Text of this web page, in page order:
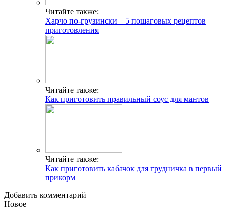
Читайте также:
Харчо по-грузински – 5 пошаговых рецептов
приготовления
Читайте также:
Как приготовить правильный соус для мантов
Читайте также:
Как приготовить кабачок для грудничка в первый
прикорм
Добавить комментарий
Новое